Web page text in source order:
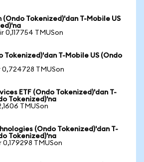
Tokenized)'dan T-Mobile US
0,117754 TMUSon
Tokenized)'dan T-Mobile US (Ondo
0,724728 TMUSon
ETF (Ondo Tokenized)'dan T-
Tokenized)'na
TMUSon
(Ondo Tokenized)'dan T-
Tokenized)'na
0,179298 TMUSon